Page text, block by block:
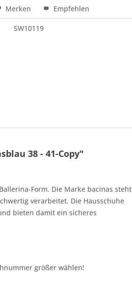
Merken Empfehlen
SW10119
38 - 41-Copy"
Form. Die Marke bacinas steht
verarbeitet. Die Hausschuhe
bieten damit ein sicheres
größer wählen!